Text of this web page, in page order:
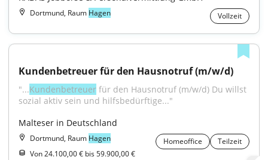
Dortmund, Raum Hagen Vollzeit
Kundenbetreuer für den Hausnotruf (m/w/d)
"...Kundenbetreuer für den Hausnotruf (m/w/d) Du willst
sozial aktiv sein und hilfsbedürftige..."
Malteser in Deutschland
Dortmund, Raum Hagen Homeoffice
Teilzeit
Von 24.100,00 € bis 59.900,00 €